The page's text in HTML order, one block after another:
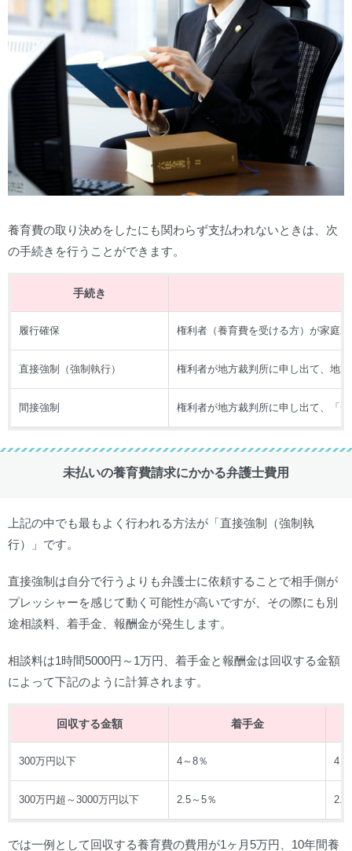
養育費の取り決めをしたにも関わらず支払われないときは、次
の手続きを行うことができます。
手続き
履行確保 権利者（養育費を受ける方）が家庭
直接強制（強制執行） 権利者が地方裁判所に申し出て、地
間接強制 権利者が地方裁判所に申し出て、「
未払いの養育費請求にかかる弁護士費用
上記の中でも最もよく行われる方法が「直接強制（強制執
行）」です。
直接強制は自分で行うよりも弁護士に依頼することで相手側が
プレッシャーを感じて動く可能性が高いですが、その際にも別
途相談料、着手金、報酬金が発生します。
相談料は1時間5000円～1万円、着手金と報酬金は回収する金額
によって下記のように計算されます。
回収する金額 着手金
300万円以下 4～8％ 4～
300万円超～3000万円以下 2.5～5％ 2.5
では一例として回収する養育費の費用が1ヶ月5万円、10年間養